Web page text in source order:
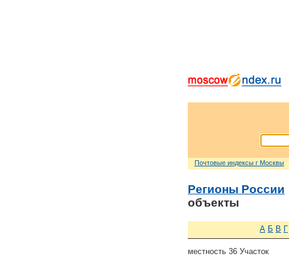
Почтовые индексы г Москвы
Регионы России
объекты
А Б В Г
местность 36 Участок